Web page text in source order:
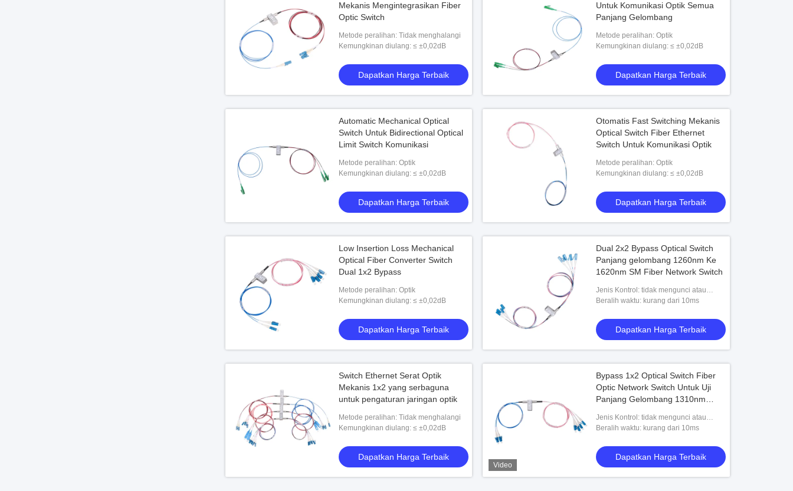
Mekanis Mengintegrasikan Fiber
Optic Switch
Metode peralihan: Tidak menghalangi
Kemungkinan diulang: ≤ ±0,02dB
Dapatkan Harga Terbaik
Untuk Komunikasi Optik Semua
Panjang Gelombang
Metode peralihan: Optik
Kemungkinan diulang: ≤ ±0,02dB
Dapatkan Harga Terbaik
Automatic Mechanical Optical
Switch Untuk Bidirectional Optical
Limit Switch Komunikasi
Metode peralihan: Optik
Kemungkinan diulang: ≤ ±0,02dB
Dapatkan Harga Terbaik
Otomatis Fast Switching Mekanis
Optical Switch Fiber Ethernet
Switch Untuk Komunikasi Optik
Metode peralihan: Optik
Kemungkinan diulang: ≤ ±0,02dB
Dapatkan Harga Terbaik
Low Insertion Loss Mechanical
Optical Fiber Converter Switch
Dual 1x2 Bypass
Metode peralihan: Optik
Kemungkinan diulang: ≤ ±0,02dB
Dapatkan Harga Terbaik
Dual 2x2 Bypass Optical Switch
Panjang gelombang 1260nm Ke
1620nm SM Fiber Network Switch
Jenis Kontrol: tidak mengunci atau
mengunci
Beralih waktu: kurang dari 10ms
Dapatkan Harga Terbaik
Switch Ethernet Serat Optik
Mekanis 1x2 yang serbaguna
untuk pengaturan jaringan optik
Metode peralihan: Tidak menghalangi
Kemungkinan diulang: ≤ ±0,02dB
Dapatkan Harga Terbaik
Video
Bypass 1x2 Optical Switch Fiber
Optic Network Switch Untuk Uji
Panjang Gelombang 1310nm
Jenis Kontrol: tidak mengunci atau
mengunci
Beralih waktu: kurang dari 10ms
Dapatkan Harga Terbaik